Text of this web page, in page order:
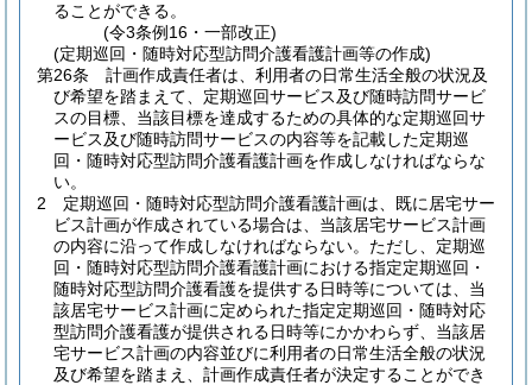
ることができる。
(令3条例16・一部改正)
(定期巡回・随時対応型訪問介護看護計画等の作成)
第26条
計画作成責任者は、利用者の日常生活全般の状況及
び希望を踏まえて、定期巡回サービス及び随時訪問サービ
スの目標、当該目標を達成するための具体的な定期巡回サ
ービス及び随時訪問サービスの内容等を記載した定期巡
回・随時対応型訪問介護看護計画を作成しなければならな
い。
2
定期巡回・随時対応型訪問介護看護計画は、既に居宅サー
ビス計画が作成されている場合は、当該居宅サービス計画
の内容に沿って作成しなければならない。 ただし、定期巡
回・随時対応型訪問介護看護計画における指定定期巡回・
随時対応型訪問介護看護を提供する日時等については、当
該居宅サービス計画に定められた指定定期巡回・随時対応
型訪問介護看護が提供される日時等にかかわらず、当該居
宅サービス計画の内容並びに利用者の日常生活全般の状況
及び希望を踏まえ、計画作成責任者が決定することができ